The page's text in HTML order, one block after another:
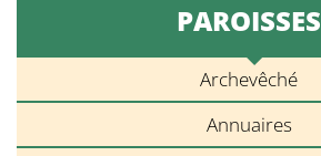
PAROISSES
Archevêché
Annuaires